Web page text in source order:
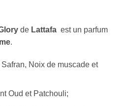
de Lattafa est un parfum
.
Noix de muscade et
Oud et Patchouli;